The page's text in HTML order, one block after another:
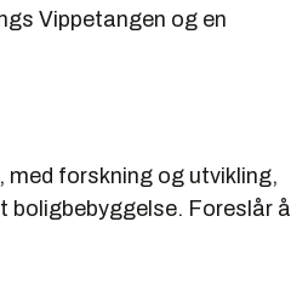
Vippetangen og en
forskning og utvikling,
Foreslår å